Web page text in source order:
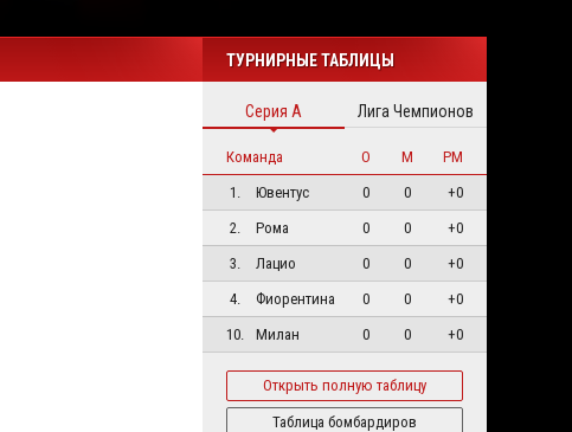
ТУРНИРНЫЕ ТАБЛИЦЫ
Серия А Лига Чемпионов
Команда О М
РМ
1.
Ювентус 0 0
+0
2.
Рома 0 0
+0
3.
Лацио 0 0
+0
4.
Фиорентина 0 0
+0
10.
Милан 0 0 +0
Открыть полную таблицу
Таблица бомбардиров